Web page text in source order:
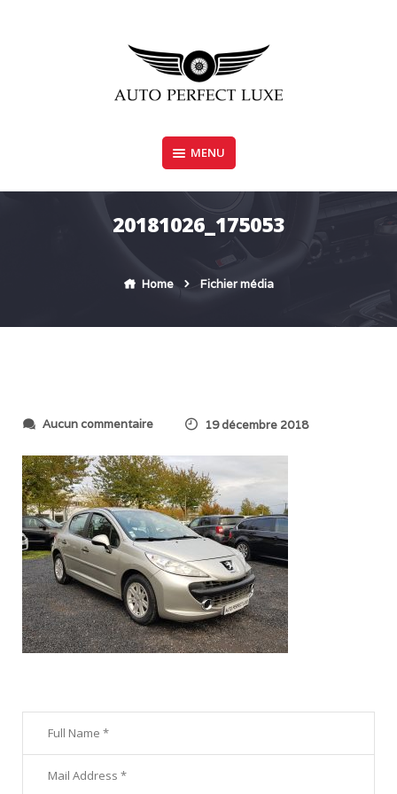
AUTO PERFECT LUXE
MENU
20181026_175053
Home Fichier média
Aucun commentaires
r
2
0
1
8
1
0
2
6
_
1
7
5
3
19 décembre 2018